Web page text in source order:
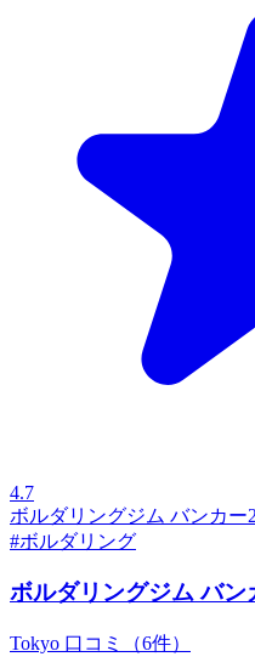
4.7
ボルダリングジム バンカー
#ボルダリング
ボルダリングジム バン
Tokyo 口コミ（6件）